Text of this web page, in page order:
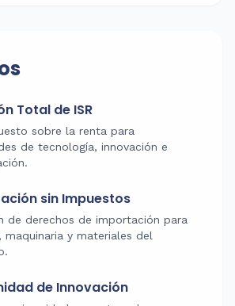
Total de ISR
sobre la renta para
de tecnología, innovación e
sin Impuestos
de derechos de importación para
maquinaria y materiales del
de Innovación